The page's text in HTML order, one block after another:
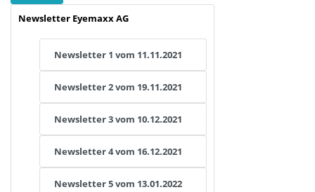
Newsletter Eyemaxx AG
Newsletter 1 vom 11.11.2021
Newsletter 2 vom 19.11.2021
Newsletter 3 vom 10.12.2021
Newsletter 4 vom 16.12.2021
Newsletter 5 vom 13.01.2022